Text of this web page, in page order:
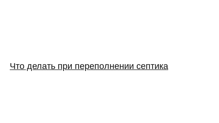
Что делать при переполнении септика